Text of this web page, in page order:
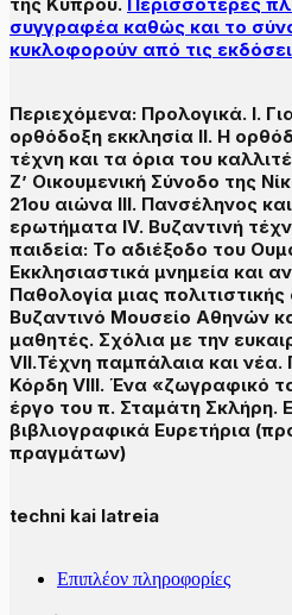
συγγραφέα καθώς και το
κυκλοφορούν από τις
Περιεχόμενα: Προλογικά. Ι.
ορθόδοξη εκκλησία ΙΙ. Η
τέχνη και τα όρια του
Ζ’ Οικουμενική Σύνοδο της
21ου αιώνα ΙΙΙ. Πανσέληνος
ερωτήματα IV. Βυζαντινή
παιδεία: Το αδιέξοδο του
Εκκλησιαστικά μνημεία και
Παθολογία μιας
Βυζαντινό Μουσείο Αθηνών
μαθητές. Σχόλια με την
VII.Τέχνη παμπάλαια και νέα.
Κόρδη VIII. Ένα «ζωγραφικό
έργο του π. Σταμάτη Σκλήρη.
βιβλιογραφικά Ευρετήρια
πραγμάτων)
techni kai latreia
Επιπλέον πληροφορίες